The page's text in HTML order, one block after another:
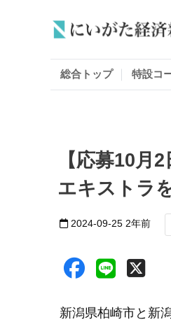
総合トップ 特設コ
【応募10月
エキストラ
2024-09-25 2年前
新潟県柏崎市と新